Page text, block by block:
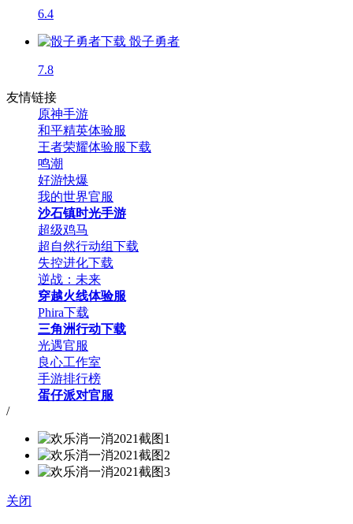
6.4
骰子勇者
7.8
友情链接
原神手游
和平精英体验服
王者荣耀体验服下载
鸣潮
好游快爆
我的世界官服
沙石镇时光手游
超级鸡马
超自然行动组下载
失控进化下载
逆战：未来
穿越火线体验服
Phira下载
三角洲行动下载
光遇官服
良心工作室
手游排行榜
蛋仔派对官服
/
关闭